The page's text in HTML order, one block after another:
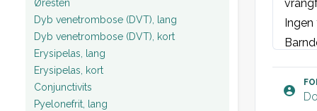
Øresten
Dyb venetrombose (DVT), lang
Dyb venetrombose (DVT), kort
Erysipelas, lang
Erysipelas, kort
Conjunctivits
Pyelonefrit, lang